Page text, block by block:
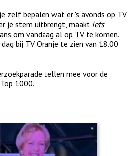
zelf bepalen wat er 's avonds op TV
je stem uitbrengt, maakt Iets
om vandaag al op TV te komen.
bij TV Oranje te zien van 18.00
tellen mee voor de
1000.